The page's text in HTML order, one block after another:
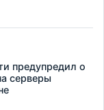
предупредил о
серверы